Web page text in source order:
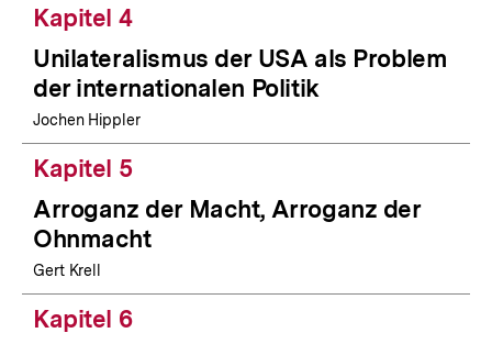
Kapitel 4
Unilateralismus der USA als Problem
der internationalen Politik
Jochen Hippler
Kapitel 5
Arroganz der Macht, Arroganz der
Ohnmacht
Gert Krell
Kapitel 6